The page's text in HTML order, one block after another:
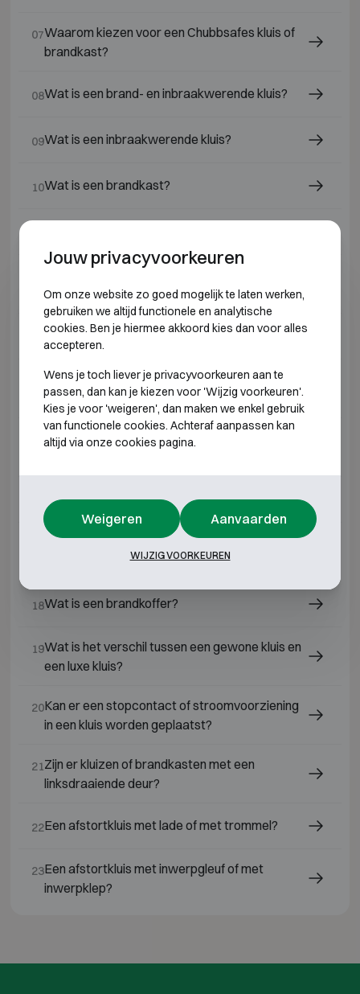
07Waarom kiezen voor een Chubbsafes kluis of
brandkast?
08Wat is een brand- en inbraakwerende kluis?
09Wat is een inbraakwerende kluis?
10Wat is een brandkast?
voor juweliers en diamantairs?
Wat is een brandwerende kluis ?
Waarom een kluis of brandkast laten
plaatsen?
Is een kluis of brandkast nog een goede
Welke kluis is de beste keuze voor thuis?
Wat kost een kluis voor thuis, plaatsing
18Wat is een brandkoffer?
19Wat is het verschil tussen een gewone kluis en
een luxe kluis?
20Kan er een stopcontact of stroomvoorziening
in een kluis worden geplaatst?
21Zijn er kluizen of brandkasten met een
linksdraaiende deur?
22Een afstortkluis met lade of met trommel?
23Een afstortkluis met inwerpgleuf of met
inwerpklep?
Jouw privacyvoorkeuren
Om onze website zo goed mogelijk te laten werken,
gebruiken we altijd functionele en analytische
cookies. Ben je hiermee akkoord kies dan voor alles
accepteren.
Wens je toch liever je privacyvoorkeuren aan te
passen, dan kan je kiezen voor 'Wijzig voorkeuren'.
Kies je voor 'weigeren', dan maken we enkel gebruik
van functionele cookies. Achteraf aanpassen kan
altijd via onze cookies pagina.
Weigeren Aanvaarden
WIJZIG VOORKEUREN